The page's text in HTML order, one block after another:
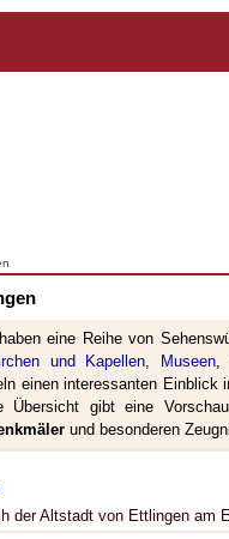
eine Reihe von
und Kapellen, Museen
einen interessanten Einblick
Übersicht gibt eine
und besonderen
der Altstadt von Ettlingen am